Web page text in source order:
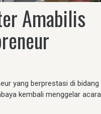
Amabilis
yang berprestasi di bidang
kembali menggelar acara